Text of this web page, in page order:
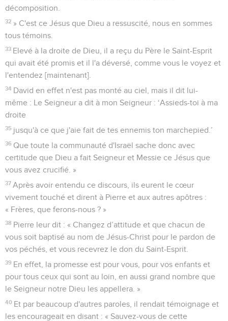
décomposition.
32 » C'est ce Jésus que Dieu a ressuscité, nous en sommes
tous témoins.
33 Elevé à la droite de Dieu, il a reçu du Père le Saint-Esprit
qui avait été promis et il l'a déversé, comme vous le voyez et
l'entendez [maintenant].
34 David en effet n'est pas monté au ciel, mais il dit lui-
même : Le Seigneur a dit à mon Seigneur : ‘Assieds-toi à ma
droite
35 jusqu'à ce que j'aie fait de tes ennemis ton marchepied.’
36 Que toute la communauté d'Israël sache donc avec
certitude que Dieu a fait Seigneur et Messie ce Jésus que
vous avez crucifié. »
37 Après avoir entendu ce discours, ils eurent le cœur
vivement touché et dirent à Pierre et aux autres apôtres :
« Frères, que ferons-nous ? »
38 Pierre leur dit : « Changez d’attitude et que chacun de
vous soit baptisé au nom de Jésus-Christ pour le pardon de
vos péchés, et vous recevrez le don du Saint-Esprit.
39 En effet, la promesse est pour vous, pour vos enfants et
pour tous ceux qui sont au loin, en aussi grand nombre que
le Seigneur notre Dieu les appellera. »
40 Et par beaucoup d'autres paroles, il rendait témoignage et
les encourageait en disant : « Sauvez-vous de cette